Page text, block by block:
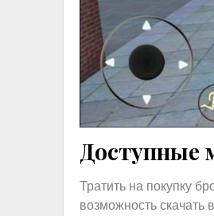
Доступные
Тратить на покупку
возможность